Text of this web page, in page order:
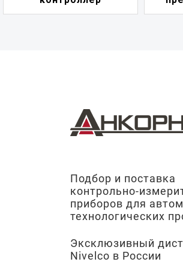
Подбор и поставка
контрольно-
приборов для
технологических
Эксклюзивный
Nivelco в России